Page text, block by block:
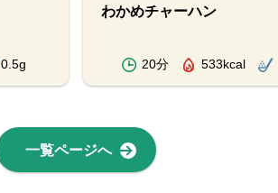
0.5g
わかめチャーハン
20分 533kcal
一覧ページへ